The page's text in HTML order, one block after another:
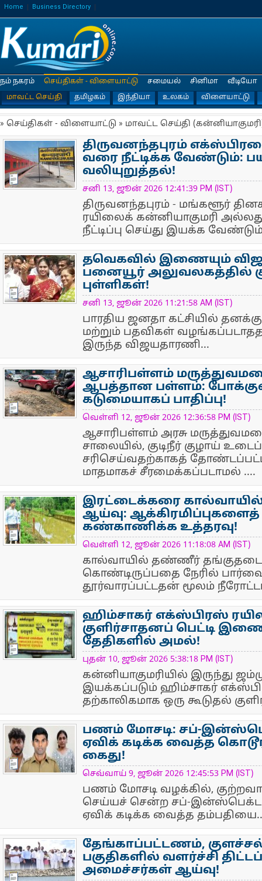
Home Business Directory
நம் நகரம்
செய்திகள் - விளையாட்டு
மாவட்ட செய்தி
தமிழகம் இந்தியா உலகம் விளையாட்டு
சமையல் சினிமா வீடியோ
» செய்திகள் - விளையாட்டு » மாவட்ட செய்தி
NewsIcon
திருவனந்தபுரம்
வரை நீட்டிக்க வேண்டும்:
வலியுறுத்தல்!
சனி 13, ஜூன் 2026 12:41:39 PM (IST)
திருவனந்தபுரம் - மங்களூர்
ரயிலைக் கன்னியாகுமரி
நீட்டிப்பு செய்து இயக்க
NewsIcon
தவெகவில் இணையும்
பனையூர் அலுவலகத்தில்
புள்ளிகள்!
சனி 13, ஜூன் 2026 11:21:58 AM (IST)
பாரதிய ஜனதா கட்சியில்
மற்றும் பதவிகள்
இருந்த விஜயதாரணி...
NewsIcon
ஆசாரிபள்ளம்
ஆபத்தான பள்ளம்:
கடுமையாகப் பாதிப்பு!
வெள்ளி 12, ஜூன் 2026 12:36:58 PM (IST)
ஆசாரிபள்ளம் அரசு
சாலையில், குடிநீர் குழாய்
சரிசெய்வதற்காகத்
மாதமாகச் சீரமைக்கப்படாமல் ....
NewsIcon
இரட்டைக்கரை கால்வாயில்
ஆய்வு: ஆக்கிரமிப்புகளைத்
கண்காணிக்க உத்தரவு!
வெள்ளி 12, ஜூன் 2026 11:18:08 AM (IST)
கால்வாயில் தண்ணீர்
கொண்டிருப்பதை நேரில்
தூர்வாரப்பட்டதன் மூலம்
NewsIcon
ஹிம்சாகர் எக்ஸ்பிரஸ்
குளிர்சாதனப் பெட்டி
தேதிகளில் அமல்!
புதன் 10, ஜூன் 2026 5:38:18 PM (IST)
கன்னியாகுமரியில் இருந்து
இயக்கப்படும் ஹிம்சாகர்
தற்காலிகமாக ஒரு கூடுதல்
NewsIcon
பணம் மோசடி: சப்-
ஏவிக் கடிக்க வைத்த
கைது!
செவ்வாய் 9, ஜூன் 2026 12:45:53 PM (IST)
பணம் மோசடி வழக்கில்,
செய்யச் சென்ற சப்-
ஏவிக் கடிக்க வைத்த
NewsIcon
தேங்காப்பட்டணம்,
பகுதிகளில் வளர்ச்சி
அமைச்சர்கள் ஆய்வு!